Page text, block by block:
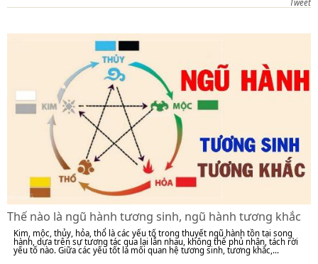
Tweet
Thế nào là ngũ hành tương sinh, ngũ hành tương khắc
Kim, mộc, thủy, hỏa, thổ là các yếu tố trong thuyết ngũ hành tồn tại song
hành, dựa trên sự tương tác qua lại lẫn nhau, không thể phủ nhận, tách rời
yếu tố nào. Giữa các yếu tốt là mối quan hệ tương sinh, tương khắc,...